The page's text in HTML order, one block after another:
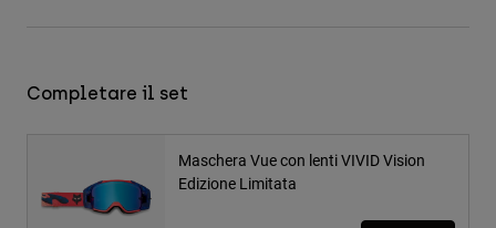
Completare il set
Maschera Vue con lenti VIVID Vision
Edizione Limitata